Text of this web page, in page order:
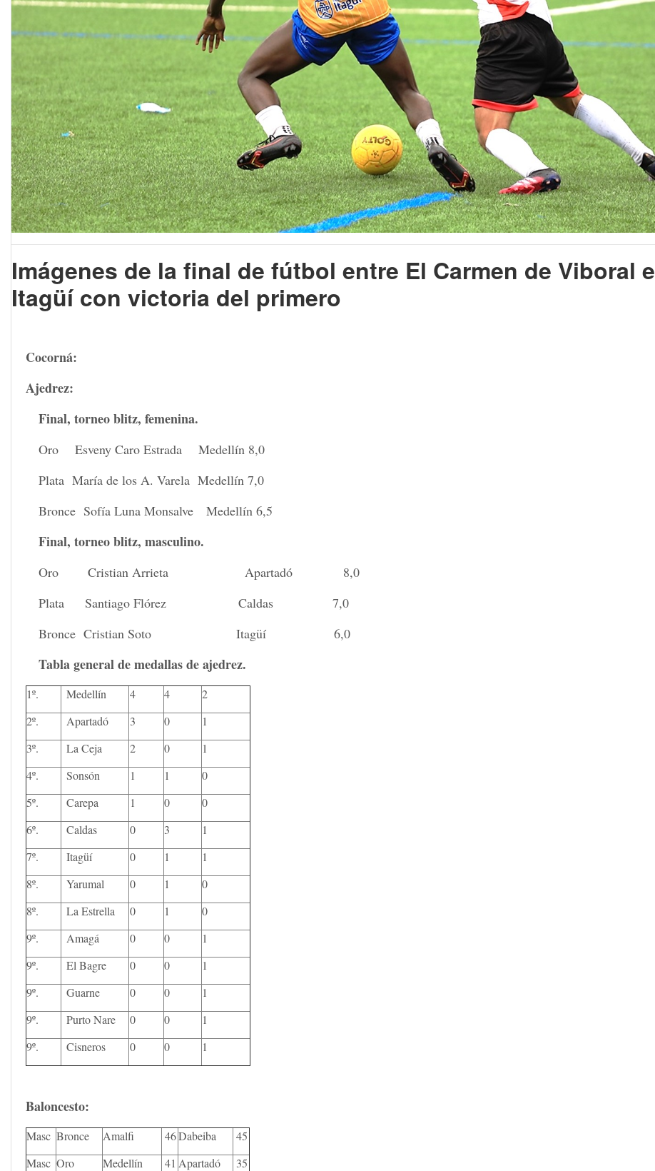
Imágenes de la final de fútbol entre El Carmen de Viboral e
Itagüí con victoria del primero
Cocorná:
Ajedrez:
Final, torneo blitz, femenina.
Oro Esveny Caro Estrada Medellín 8,0
Plata María de los A. Varela Medellín 7,0
Bronce Sofía Luna Monsalve Medellín 6,5
Final, torneo blitz, masculino.
Oro Cristian Arrieta Apartadó 8,0
Plata Santiago Flórez Caldas 7,0
Bronce Cristian Soto Itagüí 6,0
Tabla general de medallas de ajedrez.
1º. Medellín 4 4
2
2º.
Apartadó 3 0
1
3º.
La Ceja 2 0
1
4º.
Sonsón 1 1
0
5º.
Carepa 1 0
0
6º.
Caldas 0 3
1
7º.
Itagüí 0 1
1
8º.
Yarumal 0 1
0
8º.
La Estrella 0 1
0
9º.
Amagá 0 0
1
9º.
El Bagre 0 0
1
9º.
Guarne 0 0
1
9º.
Purto Nare 0 0
1
9º.
Cisneros 0 0 1
Baloncesto:
Masc Bronce Amalfi 46Dabeiba
45
Masc Oro Medellín 41 Apartadó 35